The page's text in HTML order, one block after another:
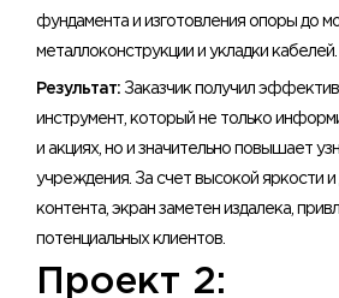
фундамента и изготовления опоры до
металлоконструкции и укладки кабелей.
Результат: Заказчик получил
инструмент, который не только
и акциях, но и значительно повышает
учреждения. За счет высокой яркости и
контента, экран заметен издалека,
потенциальных клиентов.
Проект 2: